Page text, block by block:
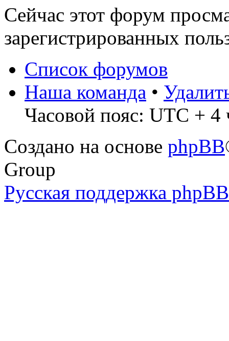
Сейчас этот форум
зарегистрированных
Список форумов
Наша команда •
Часовой пояс: UTC + 4
Создано на основе phpBB
Group
Русская поддержка phpBB